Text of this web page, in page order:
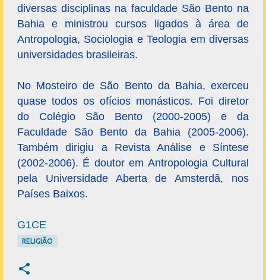
diversas disciplinas na faculdade São Bento na
Bahia e ministrou cursos ligados à área de
Antropologia, Sociologia e Teologia em diversas
universidades brasileiras.
No Mosteiro de São Bento da Bahia, exerceu
quase todos os ofícios monásticos. Foi diretor
do Colégio São Bento (2000-2005) e da
Faculdade São Bento da Bahia (2005-2006).
Também dirigiu a Revista Análise e Síntese
(2002-2006). É doutor em Antropologia Cultural
pela Universidade Aberta de Amsterdã, nos
Países Baixos.
G1CE
RELIGIÃO